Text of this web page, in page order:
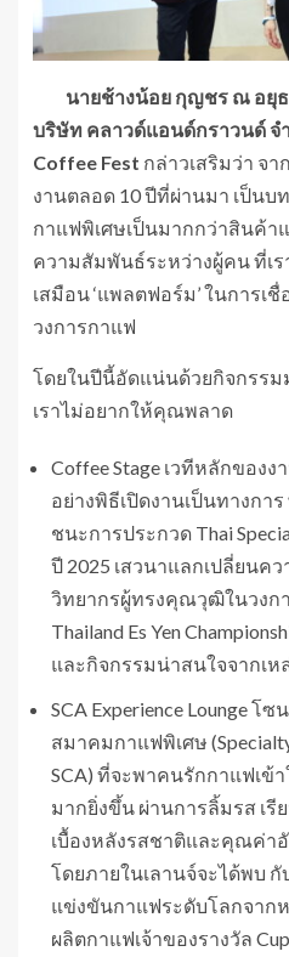
นายช้างน้อย กุญชร ณ อยุธ
บริษัท คลาวด์แอนด์กราวนด์ จ
Coffee Fest กล่าวเสริมว่า จ
งานตลอด 10 ปีที่ผ่านมา เป็นบ
กาแฟพิเศษเป็นมากกว่าสินค้
ความสัมพันธ์ระหว่างผู้คน ที่เร
เสมือน ‘แพลตฟอร์ม’ ในการ
วงการกาแฟ
โดยในปีนี้อัดแน่นด้วยกิจกรรม
เราไม่อยากให้คุณพลาด
Coffee Stage เวทีหลักของ
อย่างพิธีเปิดงานเป็นทางกา
ชนะการประกวด Thai
ปี 2025 เสวนาแลกเปลี่ยนค
วิทยากรผู้ทรงคุณวุฒิในวงก
Thailand Es Yen
และกิจกรรมน่าสนใจจากเ
SCA Experience Lounge โ
สมาคมกาแฟพิเศษ
SCA) ที่จะพาคนรักกาแฟเข้
มากยิ่งขึ้น ผ่านการลิ้มรส เรี
เบื้องหลังรสชาติและคุณค่า
โดยภายในเลานจ์จะได้พบ
แข่งขันกาแฟระดับโลกจาก
ผลิตกาแฟเจ้าของรางวัล